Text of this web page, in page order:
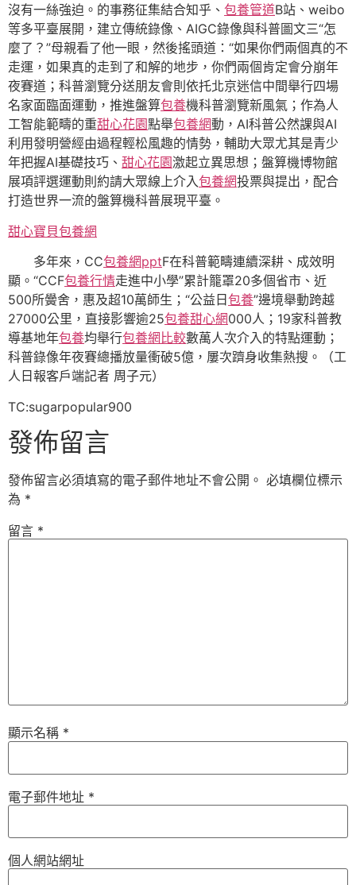
沒有一絲強迫。的事務征集結合知乎、 包養管道B站、weibo
等多平臺展開，建立傳統錄像、AIGC錄像與科普圖文三“怎
麼了？”母親看了他一眼，然後搖頭道：“如果你們兩個真的不
走運，如果真的走到了和解的地步，你們兩個肯定會分崩年
夜賽道；科普瀏覽分送朋友會則依托北京迷信中間舉行四場
名家面臨面運動，推進盤算包養機科普瀏覽新風氣；作為人
工智能範疇的重甜心花園點舉包養網動，AI科普公然課與AI
利用發明營經由過程輕松風趣的情勢，輔助大眾尤其是青少
年把握AI基礎技巧、 甜心花園激起立異思想；盤算機博物館
展項評選運動則約請大眾線上介入包養網投票與提出，配合
打造世界一流的盤算機科普展現平臺。
甜心寶貝包養網
多年來，CC包養網pptF在科普範疇連續深耕、成效明
顯。“CCF包養行情走進中小學”累計籠罩20多個省市、近
500所黌舍，惠及超10萬師生；“公益日 包養”邊境舉動跨越
27000公里，直接影響逾25包養甜心網000人；19家科普教
導基地年包養均舉行包養網比較數萬人次介入的特點運動；
科普錄像年夜賽總播放量衝破5億，屢次躋身收集熱搜。（工
人日報客戶端記者 周子元）
TC:sugarpopular900
發佈留言
發佈留言必須填寫的電子郵件地址不會公開。 必填欄位標示
為 *
留言 *
顯示名稱 *
電子郵件地址 *
個人網站網址